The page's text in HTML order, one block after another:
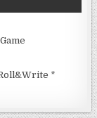
*